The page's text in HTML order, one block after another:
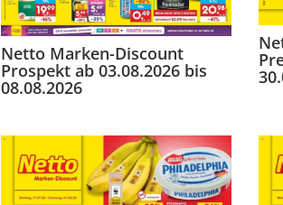
Netto Marken-Discount
Prospekt ab 03.08.2026 bis
08.08.2026